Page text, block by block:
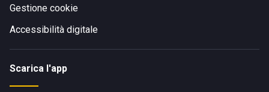
Gestione cookie
Accessibilità digitale
Scarica l'app